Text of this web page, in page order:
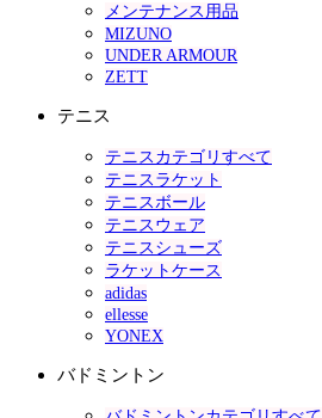
メンテナンス用品
MIZUNO
UNDER ARMOUR
ZETT
テニス
テニスカテゴリすべて
テニスラケット
テニスボール
テニスウェア
テニスシューズ
ラケットケース
adidas
ellesse
YONEX
バドミントン